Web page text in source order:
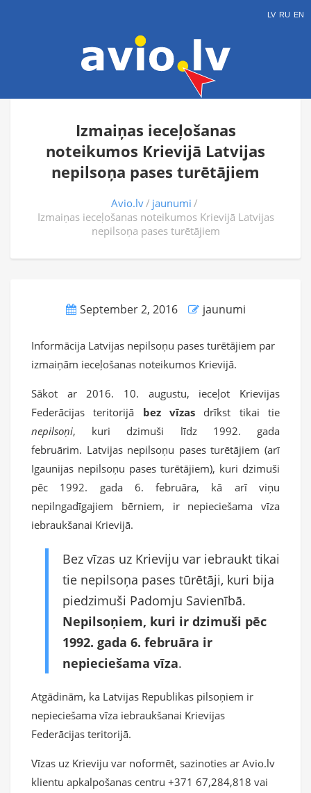
LV RU EN
Izmaiņas ieceļošanas
noteikumos Krievijā Latvijas
nepilsoņa pases turētājiem
Avio.lv
jaunumi
Izmaiņas ieceļošanas noteikumos Krievijā Latvijas
nepilsoņa pases turētājiem
September 2, 2016 jaunumi
Informācija Latvijas nepilsoņu pases turētājiem par
izmaiņām ieceļošanas noteikumos Krievijā.
Sākot ar 2016. 10. augustu, ieceļot Krievijas
Federācijas teritorijā bez vīzas drīkst tikai tie
nepilsoņi, kuri dzimuši līdz 1992. gada
februārim. Latvijas nepilsoņu pases turētājiem (arī
Igaunijas nepilsoņu pases turētājiem), kuri dzimuši
pēc 1992. gada 6. februāra, kā arī viņu
nepilngadīgajiem bērniem, ir nepieciešama vīza
iebraukšanai Krievijā.
Bez vīzas uz Krieviju var iebraukt tikai
tie nepilsoņa pases tūrētāji, kuri bija
piedzimuši Padomju Savienībā.
Nepilsoņiem, kuri ir dzimuši pēc
1992. gada 6. februāra ir
nepieciešama vīza.
Atgādinām, ka Latvijas Republikas pilsoņiem ir
nepieciešama vīza iebraukšanai Krievijas
Federācijas teritorijā.
Vīzas uz Krieviju var noformēt, sazinoties ar Avio.lv
klientu apkalpošanas centru +371 67,284,818 vai